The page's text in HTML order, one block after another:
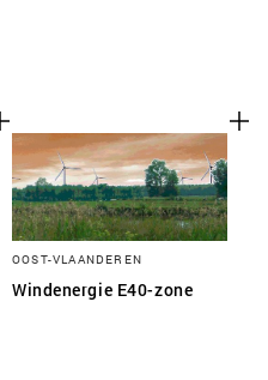
OOST-VLAANDEREN
Windenergie E40-zone